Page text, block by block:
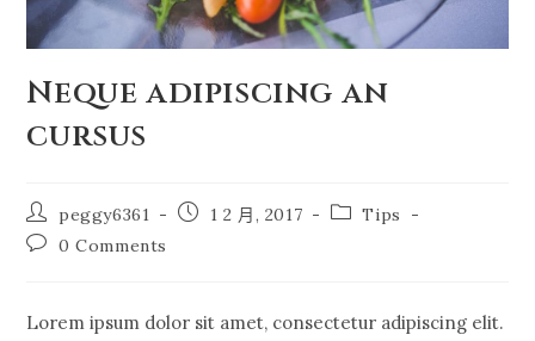
Neque adipiscing an
cursus
Post
author:
peggy6361
Post1 2 月, 2017
PostTips
Post0 Comments
Lorem ipsum dolor sit amet, consectetur adipiscing elit.